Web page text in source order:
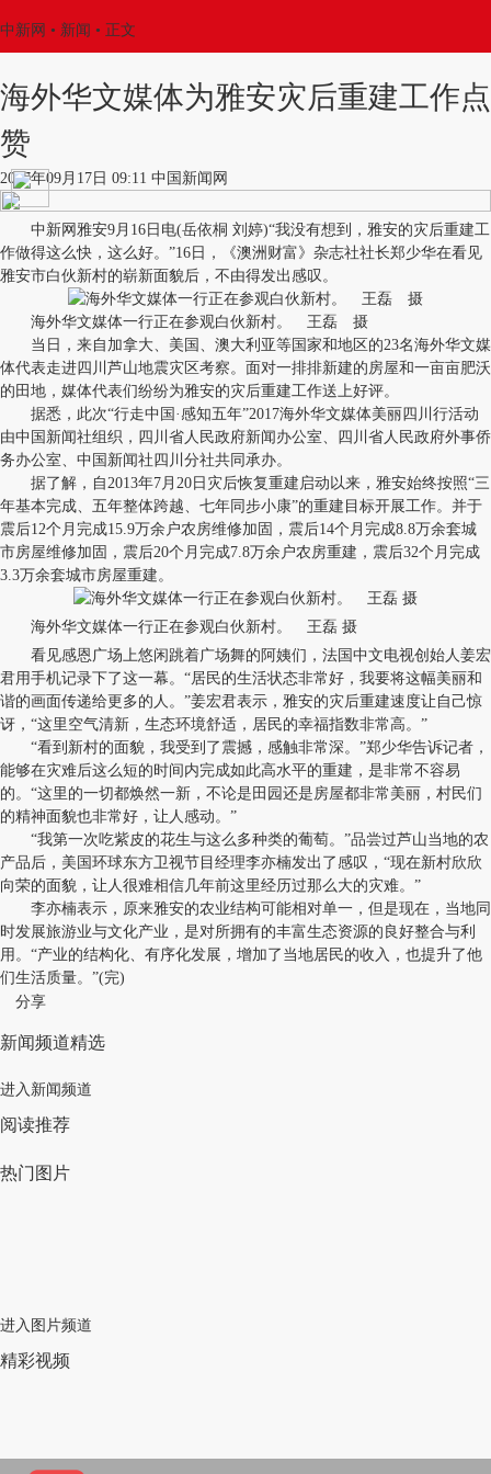
中新网 • 新闻 • 正文
海外华文媒体为雅安灾后重建工作点
赞
2017年09月17日 09:11 中国新闻网
中新网雅安9月16日电(岳依桐 刘婷)“我没有想到，雅安的灾后重建工
作做得这么快，这么好。”16日，《澳洲财富》杂志社社长郑少华在看见
雅安市白伙新村的崭新面貌后，不由得发出感叹。
海外华文媒体一行正在参观白伙新村。 王磊 摄
当日，来自加拿大、美国、澳大利亚等国家和地区的23名海外华文媒
体代表走进四川芦山地震灾区考察。面对一排排新建的房屋和一亩亩肥沃
的田地，媒体代表们纷纷为雅安的灾后重建工作送上好评。
据悉，此次“行走中国·感知五年”2017海外华文媒体美丽四川行活动
由中国新闻社组织，四川省人民政府新闻办公室、四川省人民政府外事侨
务办公室、中国新闻社四川分社共同承办。
据了解，自2013年7月20日灾后恢复重建启动以来，雅安始终按照“三
年基本完成、五年整体跨越、七年同步小康”的重建目标开展工作。并于
震后12个月完成15.9万余户农房维修加固，震后14个月完成8.8万余套城
市房屋维修加固，震后20个月完成7.8万余户农房重建，震后32个月完成
3.3万余套城市房屋重建。
海外华文媒体一行正在参观白伙新村。 王磊 摄
看见感恩广场上悠闲跳着广场舞的阿姨们，法国中文电视创始人姜宏
君用手机记录下了这一幕。“居民的生活状态非常好，我要将这幅美丽和
谐的画面传递给更多的人。”姜宏君表示，雅安的灾后重建速度让自己惊
讶，“这里空气清新，生态环境舒适，居民的幸福指数非常高。”
“看到新村的面貌，我受到了震撼，感触非常深。”郑少华告诉记者，
能够在灾难后这么短的时间内完成如此高水平的重建，是非常不容易
的。“这里的一切都焕然一新，不论是田园还是房屋都非常美丽，村民们
的精神面貌也非常好，让人感动。”
“我第一次吃紫皮的花生与这么多种类的葡萄。”品尝过芦山当地的农
产品后，美国环球东方卫视节目经理李亦楠发出了感叹，“现在新村欣欣
向荣的面貌，让人很难相信几年前这里经历过那么大的灾难。”
李亦楠表示，原来雅安的农业结构可能相对单一，但是现在，当地同
时发展旅游业与文化产业，是对所拥有的丰富生态资源的良好整合与利
用。“产业的结构化、有序化发展，增加了当地居民的收入，也提升了他
们生活质量。”(完)
分享
新闻频道精选
进入新闻频道
阅读推荐
热门图片
进入图片频道
精彩视频